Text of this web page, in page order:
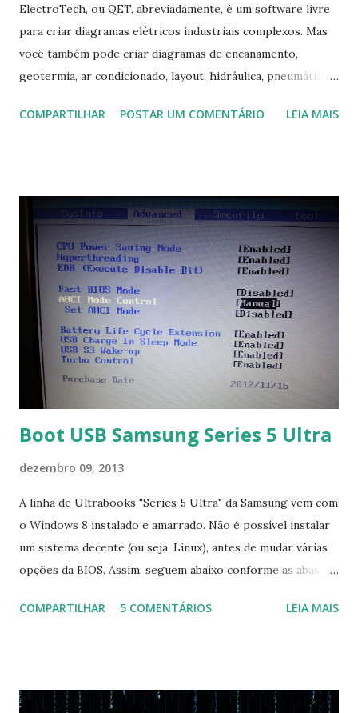
ElectroTech, ou QET, abreviadamente, é um software livre
para criar diagramas elétricos industriais complexos. Mas
você também pode criar diagramas de encanamento,
geotermia, ar condicionado, layout, hidráulica, pneumática,
Na última versão 0.100, a coleção contém mais de 8.000
COMPARTILHAR POSTAR UM COMENTÁRIO LEIA MAIS
Boot USB Samsung Series 5 Ultra
dezembro 09, 2013
A linha de Ultrabooks "Series 5 Ultra" da Samsung vem com
o Windows 8 instalado e amarrado. Não é possível instalar
um sistema decente (ou seja, Linux), antes de mudar várias
opções da BIOS. Assim, seguem abaixo conforme as abas, a
Na inicialização aperte F2 para acessar a BIOS e então faça
com Win, deixe essa opção no Auto ) Set AHCI Mode ->
COMPARTILHAR 5 COMENTÁRIOS LEIA MAIS